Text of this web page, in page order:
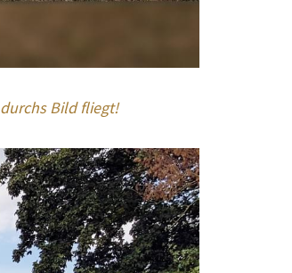
Bild fliegt!